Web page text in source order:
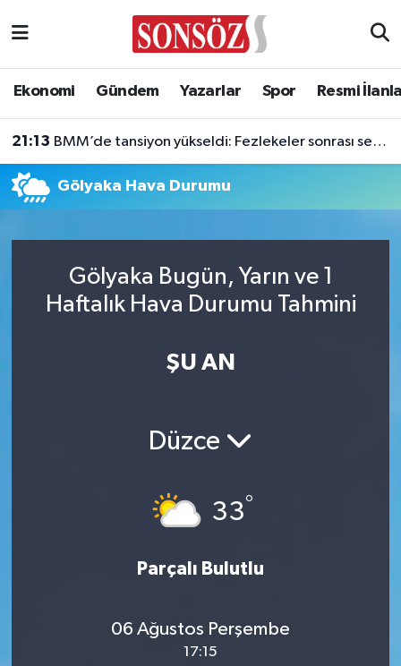
Ekonomi Gündem Yazarlar Spor Resmi
21:13 BMM’de tansiyon yükseldi: Fezlekeler sonrası sert açıklamalar
Gölyaka Hava Durumu
Gölyaka Bugün, Yarın ve 1
Haftalık Hava Durumu Tahmini
ŞU AN
Düzce
33°
Parçalı Bulutlu
06 Ağustos Perşembe
17:15
Asayiş
Diğer
Ankara Nöbetçi Eczaneler
Tüm Manşetler